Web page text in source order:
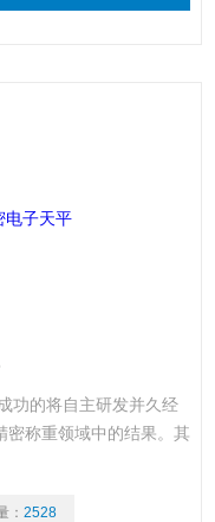
功的将自主研发并久经
密称重领域中的结果。其
： 2528